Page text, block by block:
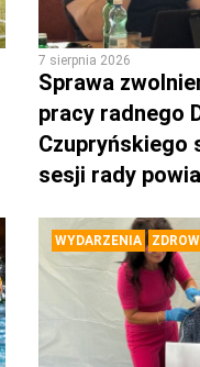
7 sierpnia 2026
Sprawa
pracy radnego
Czupryńskiego
sesji rady
WYDARZENIA